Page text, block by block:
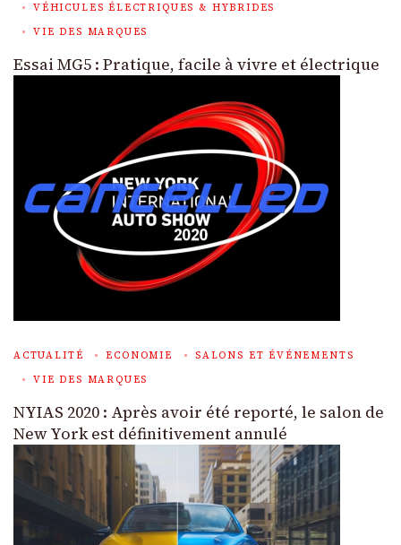
VÉHICULES ÉLECTRIQUES & HYBRIDES
VIE DES MARQUES
Essai MG5 : Pratique, facile à vivre et électrique
ACTUALITÉ ECONOMIE
SALONS ET ÉVÉNEMENTS
VIE DES MARQUES
NYIAS 2020 : Après avoir été reporté, le salon de
New York est définitivement annulé